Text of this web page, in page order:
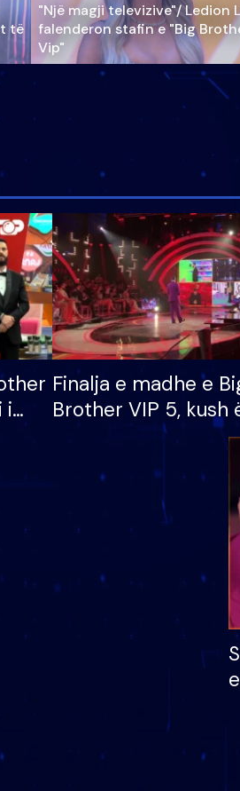
të
"Një magji televizive"/ Ledion
falenderon stafin e "Big
Vip"
i
Finalja e madhe e
Brother VIP 5, kush
banori i parë që lë
dhe humb
të fituar çmimin e